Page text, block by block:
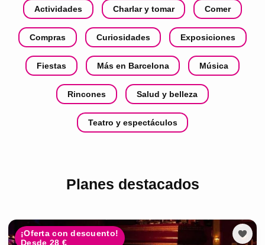
Actividades Charlar y tomar Comer
Compras Curiosidades Exposiciones
Fiestas Más en Barcelona Música
Rincones Salud y belleza
Teatro y espectáculos
Planes destacados
¡Oferta con descuento!
Desde 28 €